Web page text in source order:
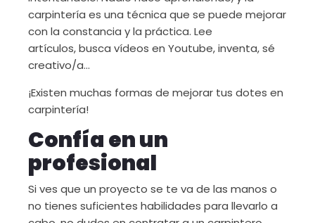
carpintería es una técnica que se puede mejorar
con la constancia y la práctica. Lee
artículos, busca vídeos en Youtube, inventa, sé
creativo/a…
¡Existen muchas formas de mejorar tus dotes en
carpintería!
Confía en un
profesional
Si ves que un proyecto se te va de las manos o
no tienes suficientes habilidades para llevarlo a